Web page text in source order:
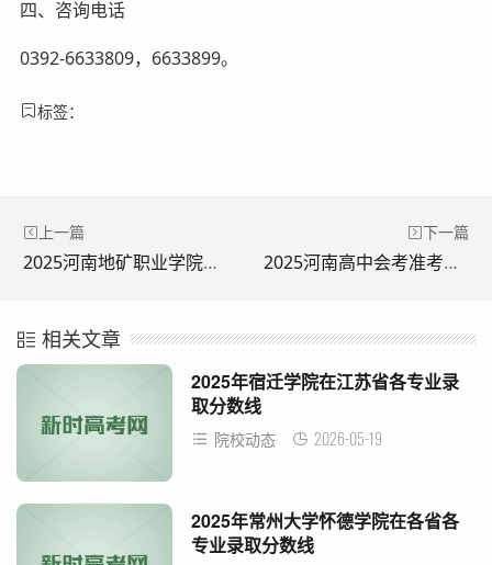
四、咨询电话
0392-6633809，6633899。
标签：
上一篇
2025河南地矿职业学院单招成绩查询
下一篇
2025河南高中会考准考证丢失怎么查询准考证号？
相关文章
2025年宿迁学院在江苏省各专业录
取分数线
院校动态 2026-05-19
2025年常州大学怀德学院在各省各
专业录取分数线